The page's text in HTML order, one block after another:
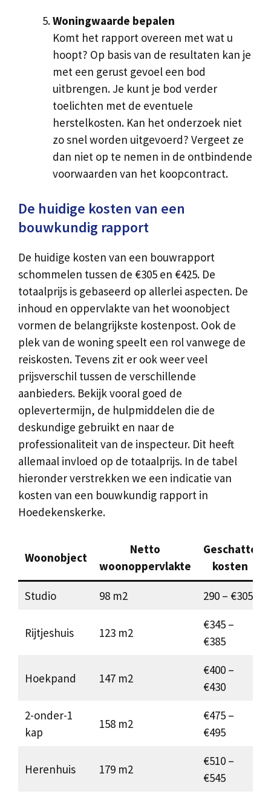
Woningwaarde bepalen
Komt het rapport overeen met wat u
hoopt? Op basis van de resultaten kan je
met een gerust gevoel een bod
uitbrengen. Je kunt je bod verder
toelichten met de eventuele
herstelkosten. Kan het onderzoek niet
zo snel worden uitgevoerd? Vergeet ze
dan niet op te nemen in de ontbindende
voorwaarden van het koopcontract.
De huidige kosten van een
bouwkundig rapport
De huidige kosten van een bouwrapport
schommelen tussen de €305 en €425. De
totaalprijs is gebaseerd op allerlei aspecten. De
inhoud en oppervlakte van het woonobject
vormen de belangrijkste kostenpost. Ook de
plek van de woning speelt een rol vanwege de
reiskosten. Tevens zit er ook weer veel
prijsverschil tussen de verschillende
aanbieders. Bekijk vooral goed de
oplevertermijn, de hulpmiddelen die de
deskundige gebruikt en naar de
professionaliteit van de inspecteur. Dit heeft
allemaal invloed op de totaalprijs. In de tabel
hieronder verstrekken we een indicatie van
kosten van een bouwkundig rapport in
Hoedekenskerke.
Woonobject
Netto
woonoppervlakte
Geschatte
kosten
Studio 98 m2 290 – €305
Rijtjeshuis 123 m2
€345 –
€385
Hoekpand 147 m2
€400 –
€430
2-onder-1
kap
158 m2
€475 –
€495
Herenhuis 179 m2
€510 –
€545